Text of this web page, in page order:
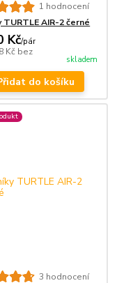
1 hodnocení
TURTLE AIR-2 černé
Kč/pár
Kč bez
skladem
do košíku
3 hodnocení